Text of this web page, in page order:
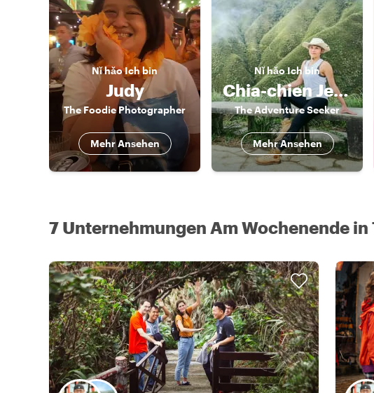
Nǐ hǎoIch bin
Judy
The Foodie Photographer
Mehr Ansehen
Nǐ hǎoIch bin
Chia-chien Jessica
The Adventure Seeker
Mehr Ansehen
7 Unternehmungen Am Wochenende in